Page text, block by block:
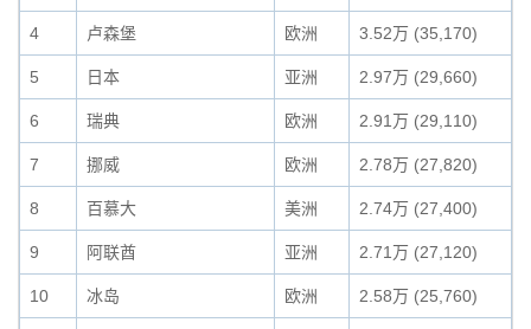
4 卢森堡 欧洲 3.52万 (35,170)
5 日本 亚洲 2.97万 (29,660)
6 瑞典 欧洲 2.91万 (29,110)
7 挪威 欧洲 2.78万 (27,820)
8 百慕大 美洲 2.74万 (27,400)
9 阿联酋 亚洲 2.71万 (27,120)
10 冰岛 欧洲 2.58万 (25,760)